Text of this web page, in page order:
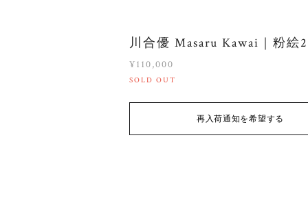
川合優 Masaru Kawai｜粉絵
¥110,000
SOLD OUT
再入荷通知を希望する